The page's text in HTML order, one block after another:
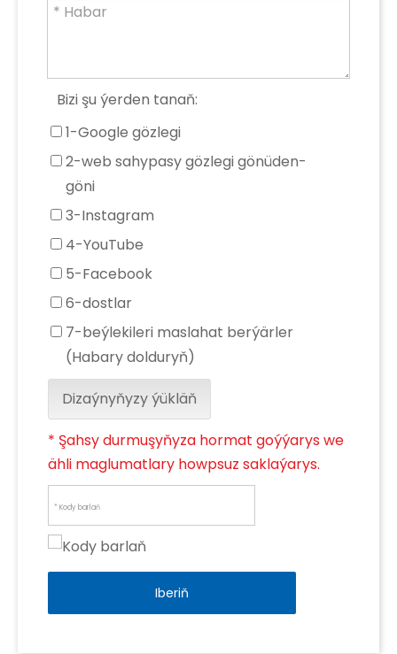
Bizi şu ýerden tanaň:
1-Google gözlegi
2-web sahypasy gözlegi gönüden-
göni
3-Instagram
4-YouTube
5-Facebook
6-dostlar
7-beýlekileri maslahat berýärler
(Habary dolduryň)
Dizaýnyňyzy ýükläň
* Şahsy durmuşyňyza hormat goýýarys we
ähli maglumatlary howpsuz saklaýarys.
Iberiň